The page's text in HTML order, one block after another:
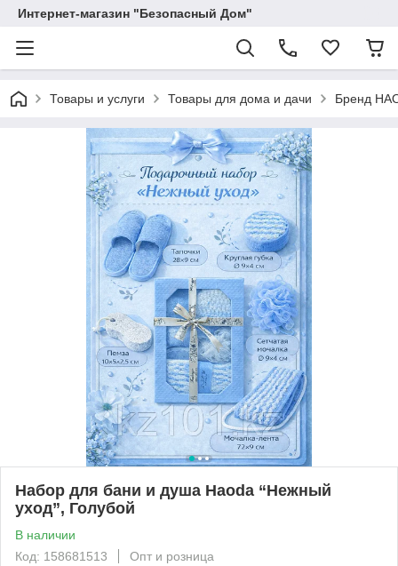
Интернет-магазин "Безопасный Дом"
Товары и услуги Товары для дома и дачи Бренд
Набор для бани и душа Haoda “Нежный
уход”, Голубой
В наличии
Код: 158681513
Опт и розница